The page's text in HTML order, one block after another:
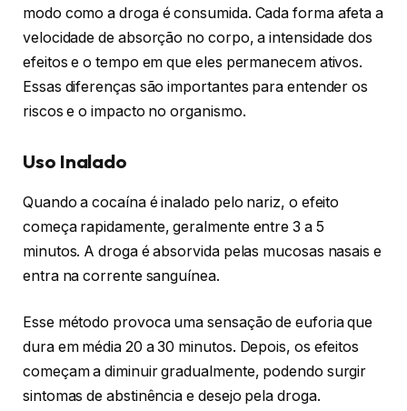
modo como a droga é consumida. Cada forma afeta a
velocidade de absorção no corpo, a intensidade dos
efeitos e o tempo em que eles permanecem ativos.
Essas diferenças são importantes para entender os
riscos e o impacto no organismo.
Uso Inalado
Quando a cocaína é inalado pelo nariz, o efeito
começa rapidamente, geralmente entre 3 a 5
minutos. A droga é absorvida pelas mucosas nasais e
entra na corrente sanguínea.
Esse método provoca uma sensação de euforia que
dura em média 20 a 30 minutos. Depois, os efeitos
começam a diminuir gradualmente, podendo surgir
sintomas de abstinência e desejo pela droga.